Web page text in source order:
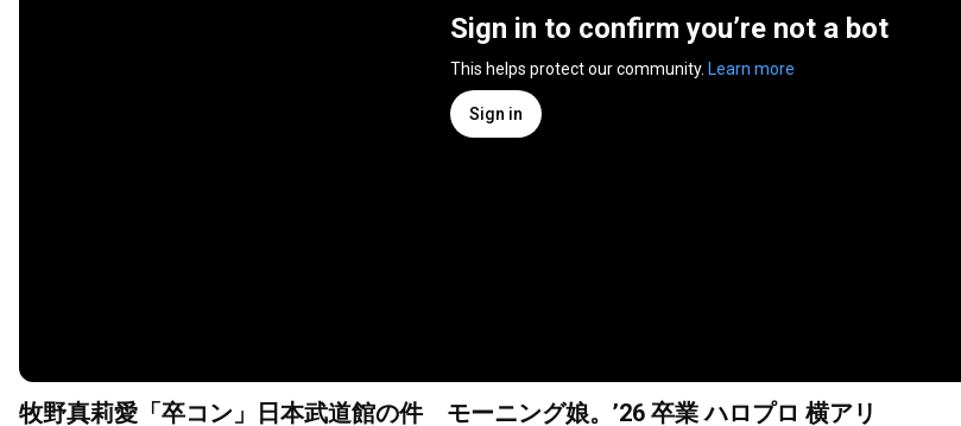
Sign in to confirm you’re not a bot
This helps protect our community. Learn more
Sign in
牧野真莉愛「卒コン」日本武道館の件 モーニング娘。’26 卒業 ハロプロ 横アリ